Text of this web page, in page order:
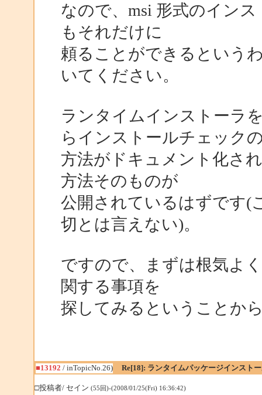
なので、msi 形式のイン
もそれだけに
頼ることができるという
いてください。
ランタイムインストーラ
らインストールチェック
方法がドキュメント化さ
方法そのものが
公開されているはずです(
切とは言えない)。
ですので、まずは根気よ
関する事項を
探してみるということか
■13192 / inTopicNo.26) Re[18]: ランタイムパッケージインスト
□投稿者/ セイン (55回)-(2008/01/25(Fri) 16:36:42)